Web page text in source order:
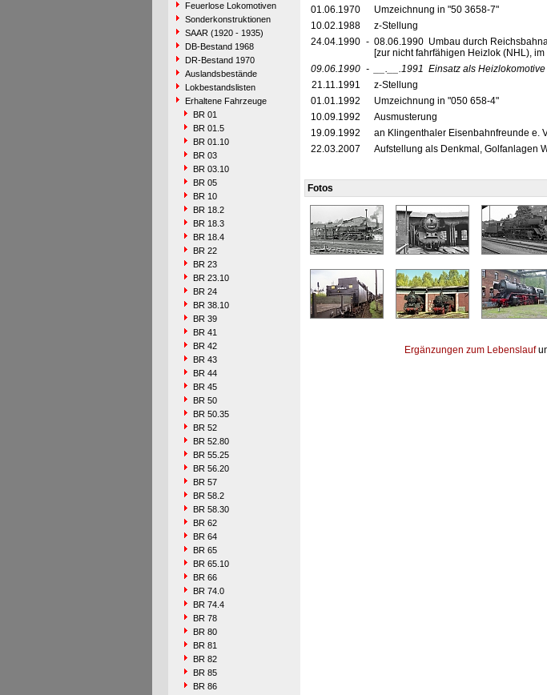
Feuerlose Lokomotiven
Sonderkonstruktionen
SAAR (1920 - 1935)
DB-Bestand 1968
DR-Bestand 1970
Auslandsbestände
Lokbestandslisten
Erhaltene Fahrzeuge
BR 01
BR 01.5
BR 01.10
BR 03
BR 03.10
BR 05
BR 10
BR 18.2
BR 18.3
BR 18.4
BR 22
BR 23
BR 23.10
BR 24
BR 38.10
BR 39
BR 41
BR 42
BR 43
BR 44
BR 45
BR 50
BR 50.35
BR 52
BR 52.80
BR 55.25
BR 56.20
BR 57
BR 58.2
BR 58.30
BR 62
BR 64
BR 65
BR 65.10
BR 66
BR 74.0
BR 74.4
BR 78
BR 80
BR 81
BR 82
BR 85
BR 86
01.06.1970
Umzeichnung in "50 3658-7"
10.02.1988
z-Stellung
24.04.1990 - 08.06.1990 Umbau durch
[zur nicht fahrfähigen Heizlok (NHL),
09.06.1990 - __.__.1991 Einsatz als
21.11.1991
z-Stellung
01.01.1992
Umzeichnung in "050 658-4"
10.09.1992
Ausmusterung
19.09.1992
an Klingenthaler Eisenbahnfreunde e.
22.03.2007
Aufstellung als Denkmal, Golfanlagen
Fotos
Ergänzungen zum Lebenslauf